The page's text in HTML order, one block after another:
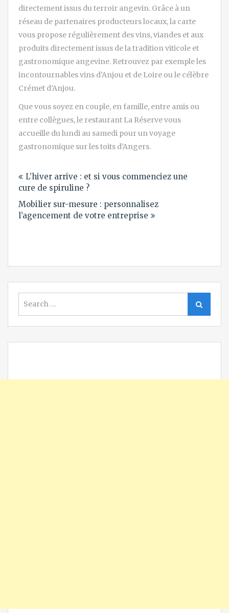
directement issus du terroir angevin. Grâce à un
réseau de partenaires producteurs locaux, la carte
vous propose régulièrement des vins, viandes et aux
produits directement issus de la tradition viticole et
gastronomique angevine. Retrouvez par exemple les
incontournables vins d’Anjou et de Loire ou le célèbre
Crémet d’Anjou.
Que vous soyez en couple, en famille, entre amis ou
entre collègues, le restaurant La Réserve vous
accueille du lundi au samedi pour un voyage
gastronomique sur les toits d’Angers.
de
l’article
L’hiver arrive : et si vous commenciez une
cure de spiruline ?
Mobilier sur-mesure : personnalisez
l’agencement de votre entreprise
for:
Search